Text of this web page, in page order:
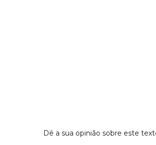
Dê a sua opinião sobre este